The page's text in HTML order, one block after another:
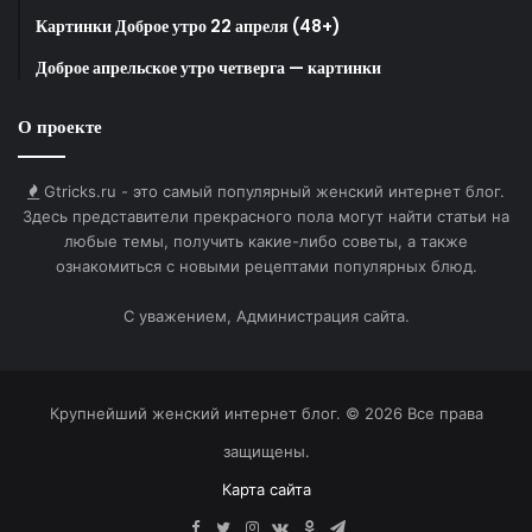
Фото: freepikfreepik.com
Вьетнам
Учителей принято чествовать 20 ноября. Нередко
поздравление превращается в домашний визит:
ученики приходят к педагогам с красными розами,
благодарность здесь теплее формальностей.
«Здесь у цветов есть своя „грамматика“: на
Картинки Доброе утро 22 апреля (48+)
Доброе апрельское утро четверга — картинки
О проекте
Gtricks.ru - это самый популярный женский интернет блог.
Здесь представители прекрасного пола могут найти статьи на
любые темы, получить какие-либо советы, а также
ознакомиться с новыми рецептами популярных блюд.
С уважением, Администрация сайта.
Крупнейший женский интернет блог. © 2026 Все права
защищены.
Карта сайта
Facebook
TwitterInstagram
vk.comОдноклассники
Telegram